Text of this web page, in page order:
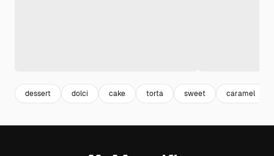
dessert dolci cake torta sweet caramel